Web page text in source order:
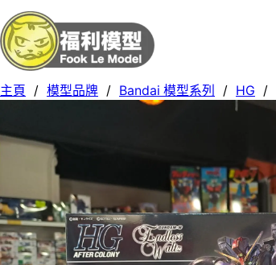
主頁 / 模型品牌 / Bandai 模型系列 / HG /